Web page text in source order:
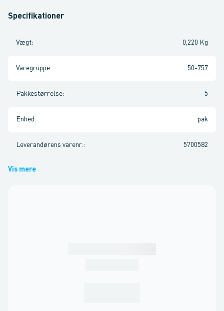
Specifikationer
Vægt: 0,220 Kg
Varegruppe: 50-757
Pakkestørrelse: 5
Enhed : pak
Leverandørens varenr. : 5700582
Vis mere